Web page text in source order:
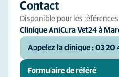
Contact
Disponible pour les références
Clinique AniCura Vet24 à
Appelez la clinique : 03 20
Formulaire de référé